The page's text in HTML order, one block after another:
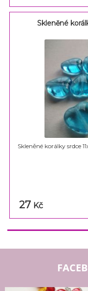
Skleněné
Skleněné korálky srdce
27 Kč